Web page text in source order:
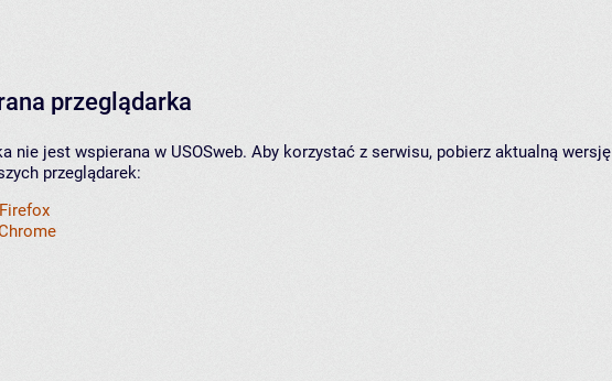
przeglądarka
nie jest wspierana w USOSweb. Aby korzystać z serwisu, pobierz aktualną wersję
przeglądarek: